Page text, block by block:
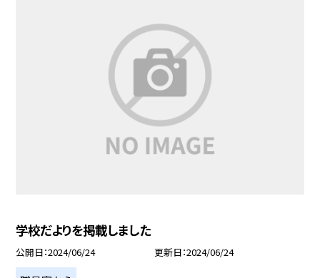
学校だよりを掲載しました
公開日 2024/06/24 更新日 2024/06/24